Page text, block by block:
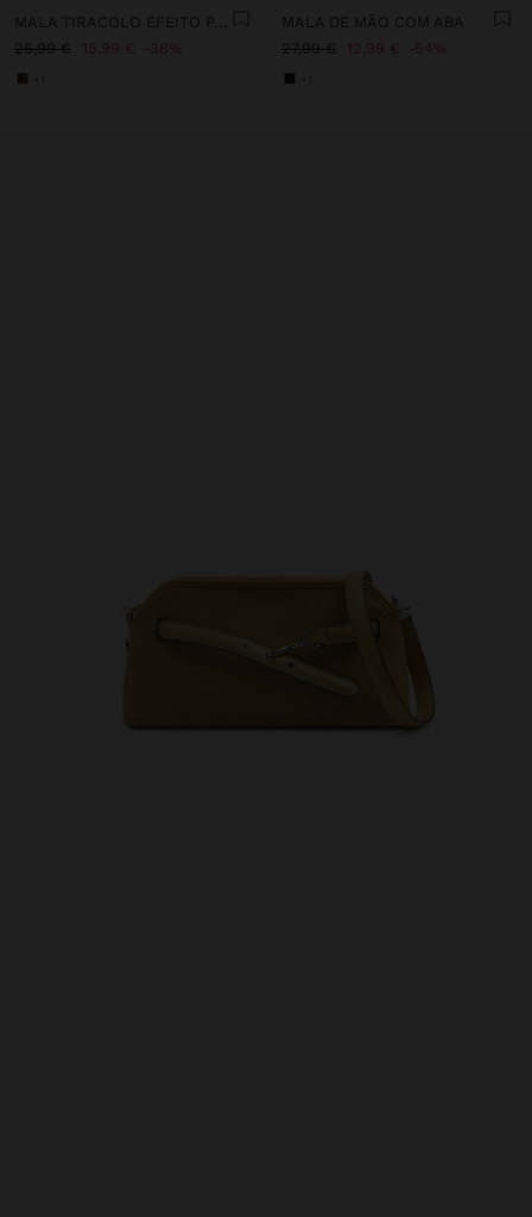
MALA TIRACOLO EFEITO PALHA COM ABA
25,99 €
15,99 € 38%
MALA DE MÃO COM ABA
27,99 €
12,99 € 54%